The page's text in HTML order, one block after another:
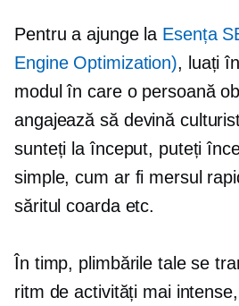
Pentru a ajunge la Esența
Engine Optimization), luați
modul în care o persoană
angajează să devină
sunteți la început, puteți
simple, cum ar fi mersul
săritul coarda etc.
În timp, plimbările tale se
ritm de activități mai intense,